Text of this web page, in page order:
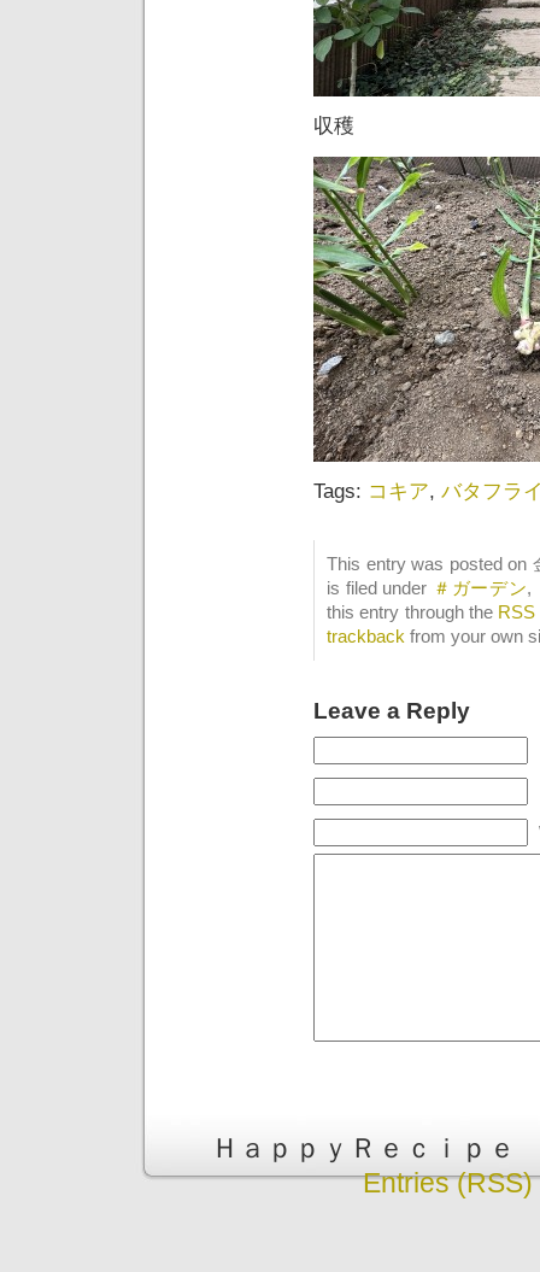
収穫
Tags: コキア, バタフラ
This entry was posted on
is filed under ＃ガーデン,
this entry through the RSS
trackback from your own
Leave a Reply
ＨａｐｐｙＲｅｃｉｐ
Entries (RSS)